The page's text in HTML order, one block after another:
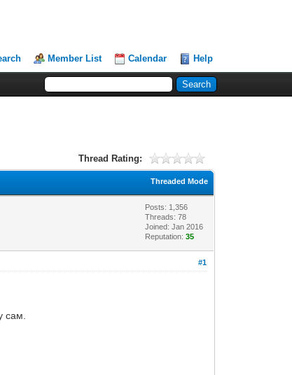
Member List Calendar Help
Thread Rating:
Threaded Mode
Posts: 1,356
Threads: 78
Joined: Jan 2016
Reputation:35
#1
сам.